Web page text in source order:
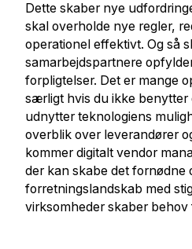
Dette skaber nye
skal overholde nye regler,
operationel effektivt. Og så
samarbejdspartnere
forpligtelser. Det er mange
særligt hvis du ikke
udnytter teknologiens
overblik over leverandører
kommer digitalt vendor
der kan skabe det fornødne
forretningslandskab med
virksomheder skaber behov